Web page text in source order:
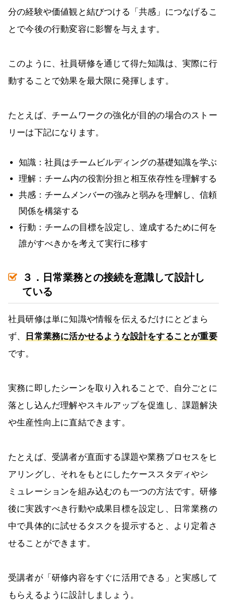
分の経験や価値観と結びつける「共感」につなげるこ
とで今後の行動変容に影響を与えます。
このように、社員研修を通じて得た知識は、実際に行
動することで効果を最大限に発揮します。
たとえば、チームワークの強化が目的の場合のストー
リーは下記になります。
知識：社員はチームビルディングの基礎知識を学ぶ
理解：チーム内の役割分担と相互依存性を理解する
共感：チームメンバーの強みと弱みを理解し、信頼
関係を構築する
行動：チームの目標を設定し、達成するために何を
誰がすべきかを考えて実行に移す
３．日常業務との接続を意識して設計し
ている
社員研修は単に知識や情報を伝えるだけにとどまら
ず、
日常業務に活かせるような設計をすることが重要
です。
実務に即したシーンを取り入れることで、自分ごとに
落とし込んだ理解やスキルアップを促進し、課題解決
や生産性向上に直結できます。
たとえば、受講者が直面する課題や業務プロセスをヒ
アリングし、それをもとにしたケーススタディやシ
ミュレーションを組み込むのも一つの方法です。研修
後に実践すべき行動や成果目標を設定し、日常業務の
中で具体的に試せるタスクを提示すると、より定着さ
せることができます。
受講者が「研修内容をすぐに活用できる」と実感して
もらえるように設計しましょう。